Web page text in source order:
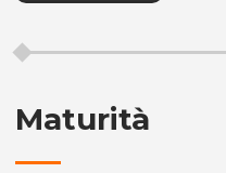
Maturità